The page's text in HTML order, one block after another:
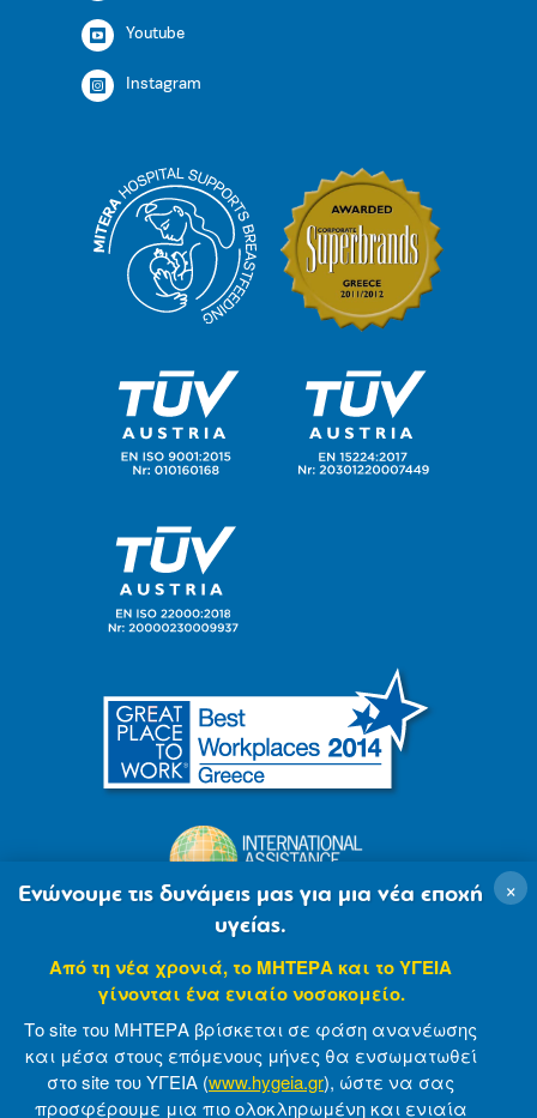
Youtube
Instagram
© 2007-2021 MITERA S.A Privacy Policy
×
Ενώνουμε τις δυνάμεις μας για μια νέα εποχή
υγείας.
Από τη νέα χρονιά, το ΜΗΤΕΡΑ και το ΥΓΕΙΑ
γίνονται ένα ενιαίο νοσοκομείο.
Το site του ΜΗΤΕΡΑ βρίσκεται σε φάση ανανέωσης
και μέσα στους επόμενους μήνες θα ενσωματωθεί
στο site του ΥΓΕΙΑ (www.hygeia.gr), ώστε να σας
προσφέρουμε μια πιο ολοκληρωμένη και ενιαία